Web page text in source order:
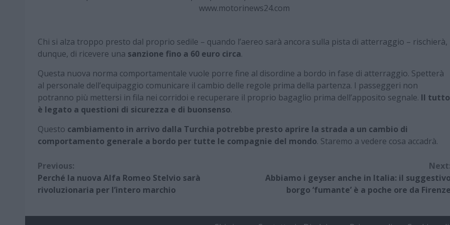
www.motorinews24.com
Chi si alza troppo presto dal proprio sedile – quando l’aereo sarà ancora sulla pista di atterraggio – rischierà,
dunque, di ricevere una sanzione fino a 60 euro circa.
Questa nuova norma comportamentale vuole porre fine al disordine a bordo in fase di atterraggio. Spetterà
al personale dell’equipaggio comunicare il cambio delle regole prima della partenza. I passeggeri non
potranno più mettersi in fila nei corridoi e recuperare il proprio bagaglio prima dell’apposito segnale. Il tutto
è legato a questioni di sicurezza e di buonsenso.
Questo cambiamento in arrivo dalla Turchia potrebbe presto aprire la strada a un cambio di
comportamento generale a bordo per tutte le compagnie del mondo. Staremo a vedere cosa accadrà.
Continue
Reading
Previous:
Perché la nuova Alfa Romeo Stelvio sarà
rivoluzionaria per l’intero marchio
Next:
Abbiamo i geyser anche in Italia: il suggestivo
borgo ‘fumante’ è a poche ore da Firenze